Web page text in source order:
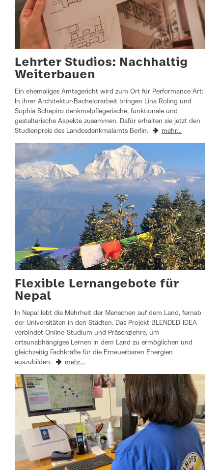
Lehrter Studios: Nachhaltig
Weiterbauen
Ein ehemaliges Amtsgericht wird zum Ort für Performance Art:
In ihrer Architektur-Bachelorarbeit bringen Lina Roling und
Sophia Schapiro denkmalpflegerische, funktionale und
gestalterische Aspekte zusammen. Dafür erhalten sie jetzt den
Studienpreis des Landesdenkmalamts Berlin.
mehr…
Flexible Lernangebote für
Nepal
In Nepal lebt die Mehrheit der Menschen auf dem Land, fernab
der Universitäten in den Städten. Das Projekt BLENDED-IDEA
verbindet Online-Studium und Präsenzlehre, um
ortsunabhängiges Lernen in dem Land zu ermöglichen und
gleichzeitig Fachkräfte für die Erneuerbaren Energien
auszubilden.
mehr…